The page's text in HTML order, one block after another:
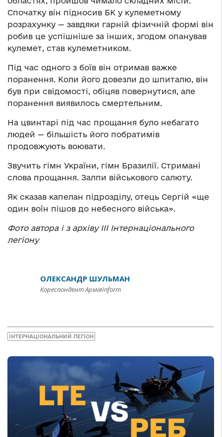
Спочатку він підносив БК у кулеметному
розрахунку — завдяки гарній фізичній формі він
робив це успішніше за інших, згодом опанував
кулемет, став кулеметником.
Під час одного з боїв він отримав важке
поранення. Коли його довезли до шпиталю, він
був при свідомості, обіцяв повернутися, але
поранення виявилось смертельним.
На цвинтарі під час прощання було небагато
людей — більшість його побратимів
продовжують воювати.
Звучить гімн України, гімн Бразилії. Стримані
слова прощання. Залпи військового салюту.
Як сказав капелан підрозділу, отець Сергій «ще
один воїн пішов до небесного війська».
Фото автора і з архіву ІІІ Інтернаціонального
легіону
ОЛЕКСАНДР ШУЛЬМАН
Кореспондент АрміяInform
ІНТЕРНАЦІОНАЛЬНИЙ ЛЕГІОН